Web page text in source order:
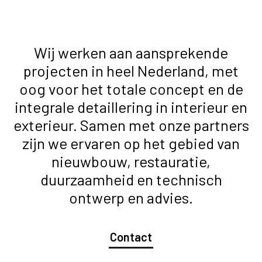
Wij werken aan aansprekende
projecten in heel Nederland, met
oog voor het totale concept en de
integrale detaillering in interieur en
exterieur. Samen met onze partners
zijn we ervaren op het gebied van
nieuwbouw, restauratie,
duurzaamheid en technisch
ontwerp en advies.
Contact